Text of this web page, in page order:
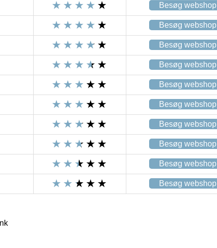
Besøg webshop
Besøg webshop
Besøg webshop
Besøg webshop
Besøg webshop
Besøg webshop
Besøg webshop
Besøg webshop
Besøg webshop
Besøg webshop